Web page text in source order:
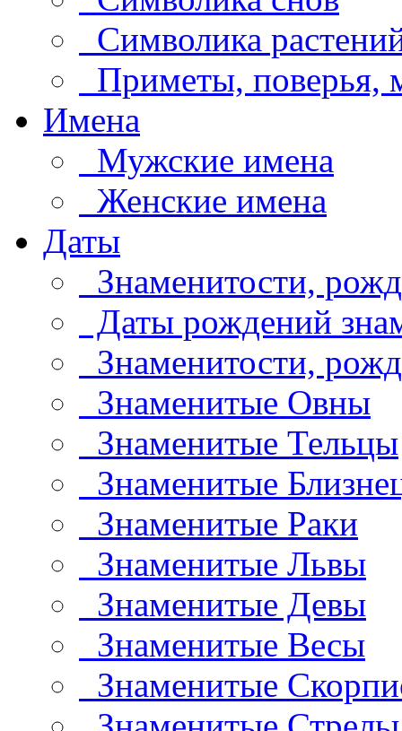
Символика
Приметы, поверья,
Имена
Мужские имена
Женские имена
Даты
Знаменитости,
Даты рождений
Знаменитости,
Знаменитые Овны
Знаменитые Тельцы
Знаменитые
Знаменитые Раки
Знаменитые Львы
Знаменитые Девы
Знаменитые Весы
Знаменитые